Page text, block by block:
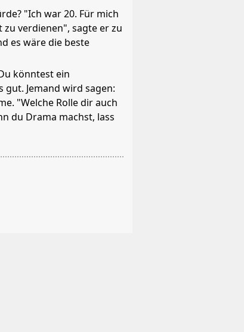
"Ich war 20. Für mich
zu verdienen", sagte er zu
es wäre die beste
könntest ein
Jemand wird sagen:
"Welche Rolle dir auch
du Drama machst, lass